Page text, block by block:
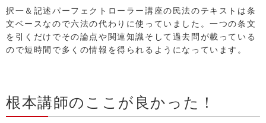
択一＆記述パーフェクトローラー講座の民法のテキストは条
文ベースなので六法の代わりに使っていました。一つの条文
を引くだけでその論点や関連知識そして過去問が載っている
ので短時間で多くの情報を得られるようになっています。
根本講師のここが良かった！